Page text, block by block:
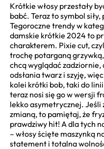
Krótkie włosy przestały
babć. Teraz to symbol
Tegoroczne trendy w
damskie krótkie 2024 to
charakterem. Pixie cut,
trochę potarganą
chcą wyglądać
odsłania twarz i szyję,
kolei krótki bob, taki do
teraz nosi się go w wersji
lekko asymetrycznej. Jeśli
zmianą, to pamiętaj, że
prawdziwy hit! A dla tych
– włosy ścięte maszynką
statement i totalna